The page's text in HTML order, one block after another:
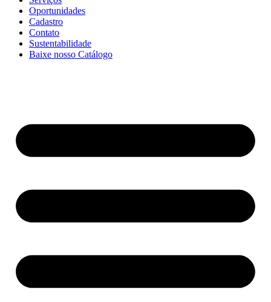
Oportunidades
Cadastro
Contato
Sustentabilidade
Baixe nosso Catálogo